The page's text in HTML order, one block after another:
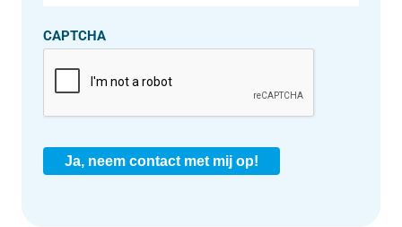
CAPTCHA
Ja, neem contact met mij op!